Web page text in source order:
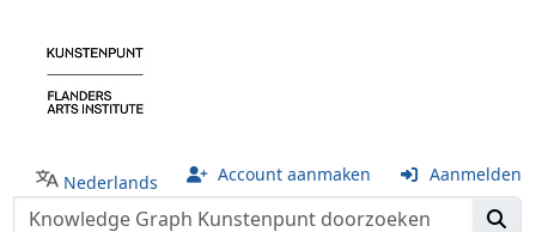
Nederlands Account aanmaken Aanmelden